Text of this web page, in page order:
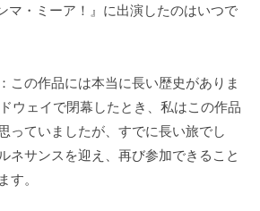
マ・ミーア！』に出演したのはいつで
この作品には本当に長い歴史がありま
ウェイで閉幕したとき、私はこの作品
っていましたが、すでに長い旅でし
ネサンスを迎え、再び参加できること
す。